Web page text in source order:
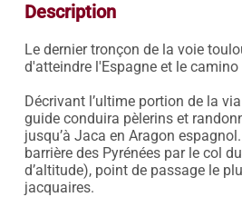
Description
Le dernier tronçon de la voie
d'atteindre l'Espagne et le camino
Décrivant l’ultime portion de la
guide conduira pèlerins et
jusqu’à Jaca en Aragon
barrière des Pyrénées par le col
d’altitude), point de passage le
jacquaires.